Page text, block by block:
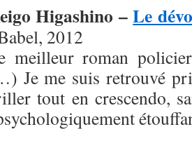
Higashino –Le
2012
meilleur roman
Je me suis retrouvé
tout en crescendo,